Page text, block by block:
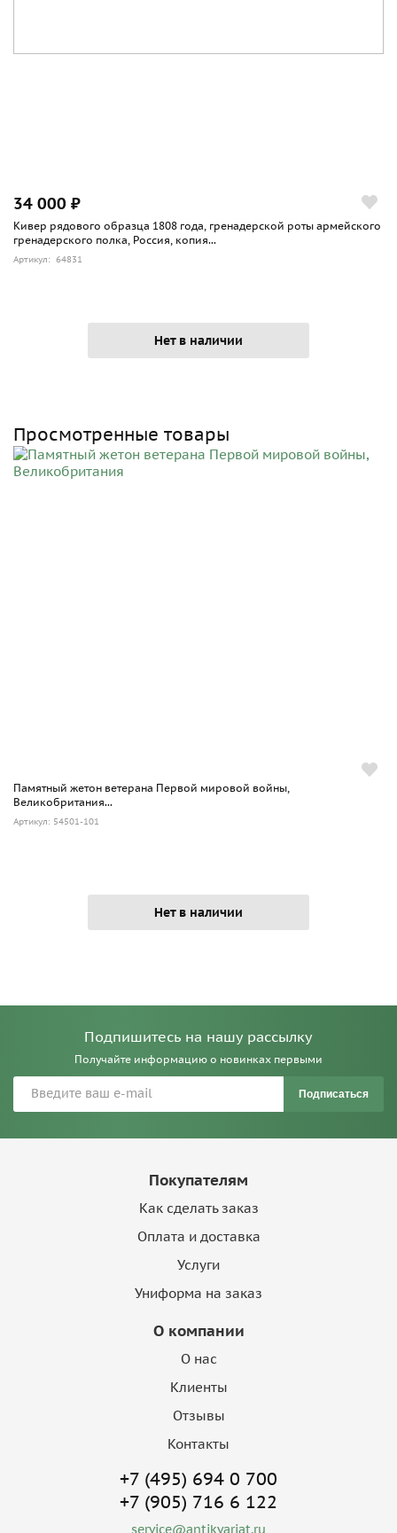
34 000 ₽
Кивер рядового образца 1808 года, гренадерской роты армейского
гренадерского полка, Россия, копия...
Артикул: 64831
Нет в наличии
Просмотренные товары
Памятный жетон ветерана Первой мировой войны,
Великобритания...
Артикул: 54501-101
Нет в наличии
Подпишитесь на нашу рассылку
Получайте информацию о новинках первыми
Подписаться
Покупателям
Как сделать заказ
Оплата и доставка
Услуги
Униформа на заказ
О компании
О нас
Клиенты
Отзывы
Контакты
+7 (495) 694 0 700
+7 (905) 716 6 122
service@antikvariat.ru